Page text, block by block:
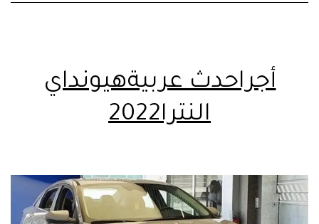
أجراحدث عربيةهيونداي
النترا2022